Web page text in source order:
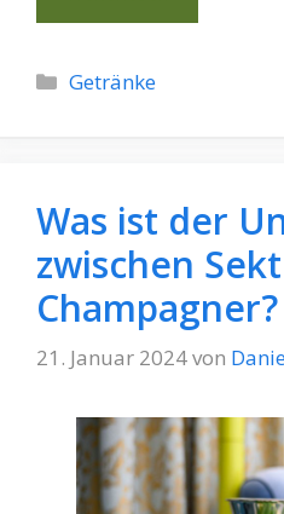
Kategorien
Getränke
Was ist der
zwischen
Champagner?
21. Januar 2024von